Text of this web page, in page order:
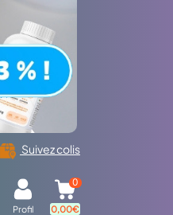
Suivez colis
Profil
0
0,00€